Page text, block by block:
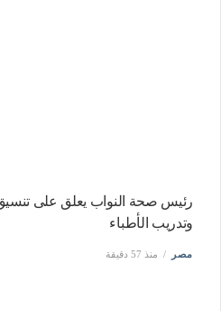
رئيس صحة النواب يعلق على
وتدريب الأطباء
مصر منذ 57 دقيقة